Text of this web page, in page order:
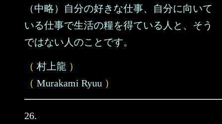
（中略）自分の好きな仕事、自分に向いて
いる仕事で生活の糧を得ている人と、そう
ではない人のことです。
（ 村上龍 ）
（ Murakami Ryuu ）
26.